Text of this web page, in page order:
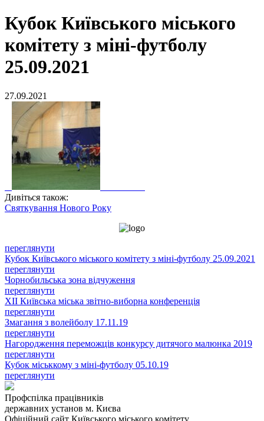
Кубок Київського міського
комітету з міні-футболу
25.09.2021
27.09.2021
Дивіться також:
Святкування Нового Року
переглянути
Кубок Київського міського комітету з міні-футболу 25.09.2021
переглянути
Чорнобильська зона відчуження
переглянути
XII Київська міська звітно-виборна конференція
переглянути
Змагання з волейболу 17.11.19
переглянути
Нагородження переможців конкурсу дитячого малюнка 2019
переглянути
Кубок міськкому з міні-футболу 05.10.19
переглянути
Профспілка працівників
державних установ м. Києва
Офіційний сайт Київського міського комітету